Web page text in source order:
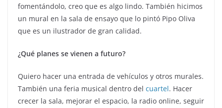
fomentándolo, creo que es algo lindo. También hicimos
un mural en la sala de ensayo que lo pintó Pipo Oliva
que es un ilustrador de gran calidad.
¿Qué planes se vienen a futuro?
Quiero hacer una entrada de vehículos y otros murales.
También una feria musical dentro del cuartel. Hacer
crecer la sala, mejorar el espacio, la radio online, seguir